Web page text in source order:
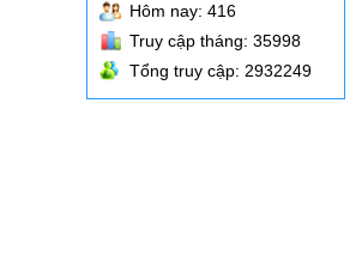
Hôm nay: 416
Truy cập tháng: 35998
Tổng truy cập: 2932249